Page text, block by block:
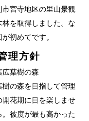
宮寺地区の里山景観
を取得しました。な
初めてです。
理方針
葉樹の森
の森を目指して管理
花期に目を楽しませ
被度が最も高かった